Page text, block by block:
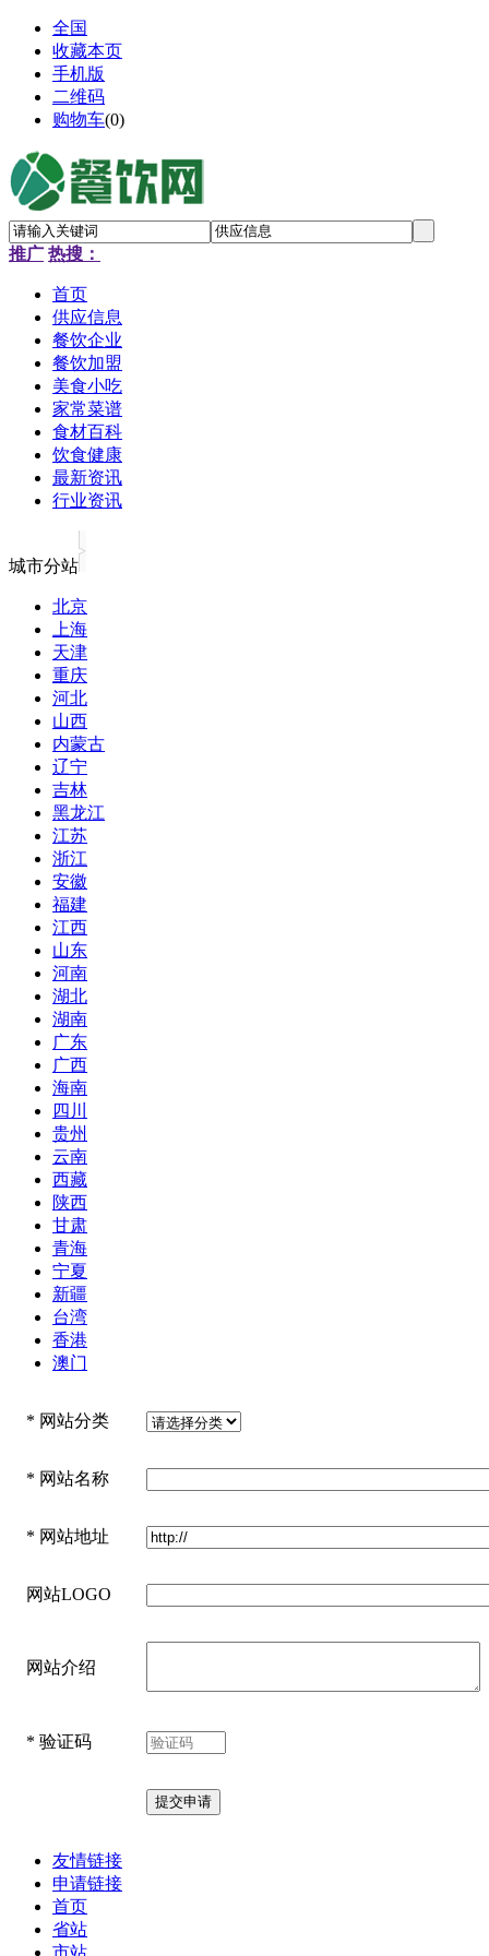
全国
收藏本页
手机版
二维码
购物车(0)
推广 热搜：
首页
供应信息
餐饮企业
餐饮加盟
美食小吃
家常菜谱
食材百科
饮食健康
最新资讯
行业资讯
城市分站
北京
上海
天津
重庆
河北
山西
内蒙古
辽宁
吉林
黑龙江
江苏
浙江
安徽
福建
江西
山东
河南
湖北
湖南
广东
广西
海南
四川
贵州
云南
西藏
陕西
甘肃
青海
宁夏
新疆
台湾
香港
澳门
* 网站分类
* 网站名称
* 网站地址
网站LOGO
网站介绍
* 验证码
友情链接
申请链接
首页
省站
市站